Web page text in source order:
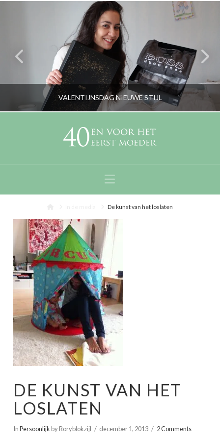
VALENTIJNSDAG NIEUWE STIJL
RORYBLOKZIJL
Navigation
De kunst van het loslaten
DE KUNST VAN HET
LOSLATEN
InPersoonlijk by Roryblokzijl december 1, 2013 2 Comments